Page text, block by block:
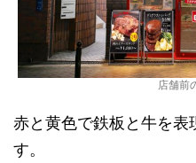
店舗前
赤と黄色で鉄板と牛を
す。